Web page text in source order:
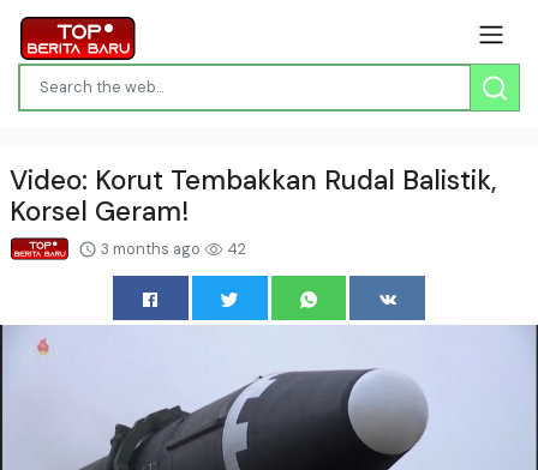
Video: Korut Tembakkan Rudal Balistik,
Korsel Geram!
3 months ago 42